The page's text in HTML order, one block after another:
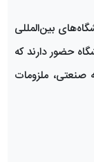
بین‌المللی
در نمایشگاه حضور دارند که
صنعتی، ملزومات